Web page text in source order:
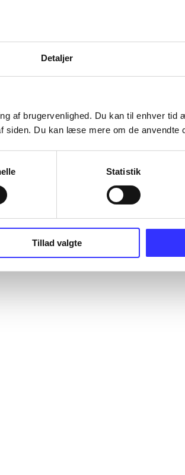
Detaljer
af brugervenlighed. Du kan til enhver
siden. Du kan læse mere om de anvendte
Statistik
Tillad valgte